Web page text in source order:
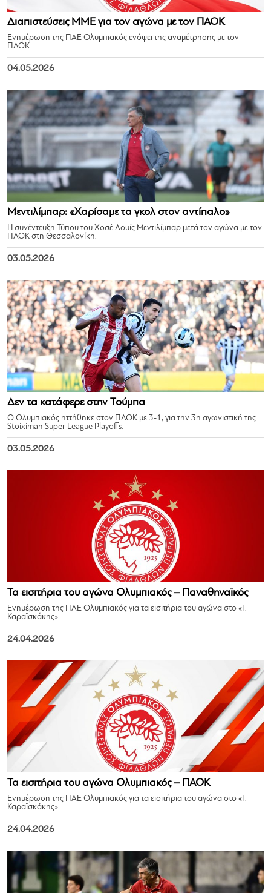
Διαπιστεύσεις ΜΜΕ για τον αγώνα με τον ΠΑΟΚ
Ενημέρωση της ΠΑΕ Ολυμπιακός ενόψει της αναμέτρησης με τον
ΠΑΟΚ.
04.05.2026
Μεντιλίμπαρ: «Χαρίσαμε τα γκολ στον αντίπαλο»
Η συνέντευξη Τύπου του Χοσέ Λουίς Μεντιλίμπαρ μετά τον αγώνα με τον
ΠΑΟΚ στη Θεσσαλονίκη.
03.05.2026
Δεν τα κατάφερε στην Τούμπα
Ο Ολυμπιακός ηττήθηκε στον ΠΑΟΚ με 3-1, για την 3η αγωνιστική της
Stoiximan Super League Playoffs.
03.05.2026
Τα εισιτήρια του αγώνα Ολυμπιακός – Παναθηναϊκός
Ενημέρωση της ΠΑΕ Ολυμπιακός για τα εισιτήρια του αγώνα στο «Γ.
Καραϊσκάκης».
24.04.2026
Τα εισιτήρια του αγώνα Ολυμπιακός – ΠΑΟΚ
Ενημέρωση της ΠΑΕ Ολυμπιακός για τα εισιτήρια του αγώνα στο «Γ.
Καραϊσκάκης».
24.04.2026